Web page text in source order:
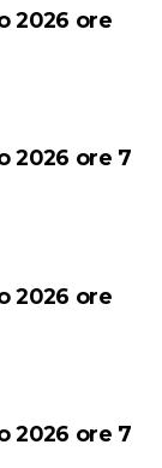
338 173
2026 ore
2026 ore 7
2026 ore
2026 ore 7